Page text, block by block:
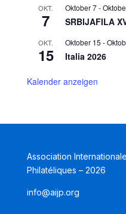
OKT.
7
Oktober 7-
SRBIJAFILA
OKT.
15
Oktober 15 -
Italia 2026
Kalender anzeigen
Association
Philatéliques – 2026
info@aijp.org